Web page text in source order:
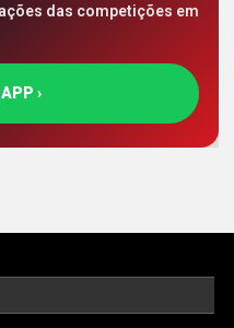
das competições em
›